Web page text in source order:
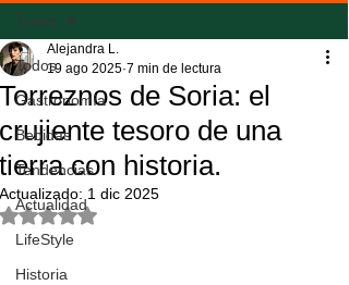
Todos
Gastronomía
Bebidas
Tendencias
Actualidad
LifeStyle
Historia
Todos
Torreznos de Soria: el
crujiente tesoro de una
tierra con historia.
Alejandra L.
19 ago 2025 7 min de lectura
Actualizado: 1 dic 2025
Obtuvo NaN de 5 estrellas.